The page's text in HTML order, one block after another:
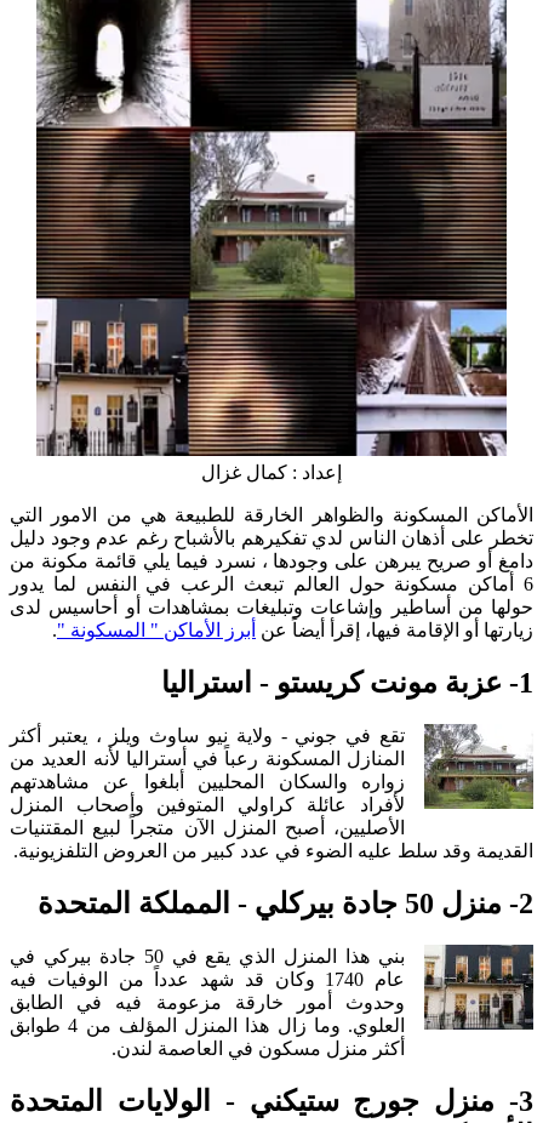
إعداد : كمال غزال
الأماكن المسكونة والظواهر الخارقة للطبيعة هي من الامور التي
تخطر على أذهان الناس لدي تفكيرهم بالأشباح رغم عدم وجود دليل
دامغ أو صريح يبرهن على وجودها ، نسرد فيما يلي قائمة مكونة من
6 أماكن مسكونة حول العالم تبعث الرعب في النفس لما يدور
حولها من أساطير وإشاعات وتبليغات بمشاهدات أو أحاسيس لدى
زيارتها أو الإقامة فيها، إقرأ أيضاً عن أبرز الأماكن " المسكونة ".
1- عزبة مونت كريستو - استراليا
تقع في جوني - ولاية نيو ساوث ويلز ، يعتبر أكثر
المنازل المسكونة رعباً في أستراليا لأنه العديد من
زواره والسكان المحليين أبلغوا عن مشاهدتهم
لأفراد عائلة كراولي المتوفين وأصحاب المنزل
الأصليين، أصبح المنزل الآن متجراً لبيع المقتنيات
القديمة وقد سلط عليه الضوء في عدد كبير من العروض التلفزيونية.
2- منزل 50 جادة بيركلي - المملكة المتحدة
بني هذا المنزل الذي يقع في 50 جادة بيركي في
عام 1740 وكان قد شهد عدداً من الوفيات فيه
وحدوث أمور خارقة مزعومة فيه في الطابق
العلوي. وما زال هذا المنزل المؤلف من 4 طوابق
أكثر منزل مسكون في العاصمة لندن.
3- منزل جورج ستيكني - الولايات المتحدة